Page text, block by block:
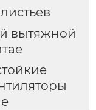
вытяжной